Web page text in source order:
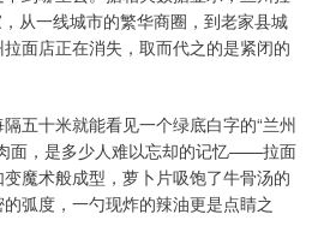
从一线城市的繁华商圈，到老家县城
面店正在消失，取而代之的是紧闭的
五十米就能看见一个绿底白字的“兰州
面，是多少人难以忘却的记忆——拉面
魔术般成型，萝卜片吸饱了牛骨汤的
弧度，一勺现炸的辣油更是点睛之